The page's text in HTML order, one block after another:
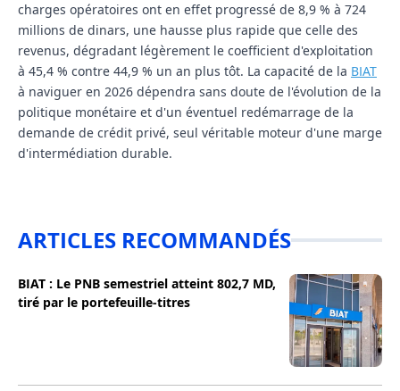
charges opératoires ont en effet progressé de 8,9 % à 724
millions de dinars, une hausse plus rapide que celle des
revenus, dégradant légèrement le coefficient d'exploitation
à 45,4 % contre 44,9 % un an plus tôt. La capacité de la BIAT
à naviguer en 2026 dépendra sans doute de l'évolution de la
politique monétaire et d'un éventuel redémarrage de la
demande de crédit privé, seul véritable moteur d'une marge
d'intermédiation durable.
ARTICLES RECOMMANDÉS
BIAT : Le PNB semestriel atteint 802,7 MD,
tiré par le portefeuille-titres